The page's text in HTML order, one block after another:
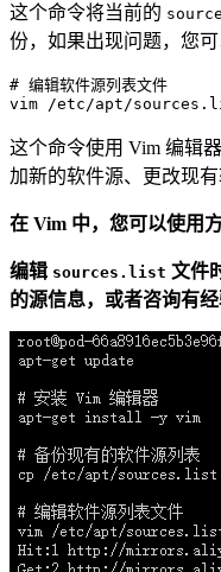
这个命令将当前的
份，如果出现问题，您
# 编辑软件源列表文件
vim
这个命令使用 Vim 编辑
加新的软件源、更改现
在 Vim 中，您可以使用
编辑 sources.list 文件
的源信息，或者咨询有